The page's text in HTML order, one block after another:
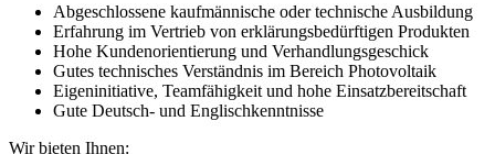
Abgeschlossene kaufmännische oder technische Ausbildung
Erfahrung im Vertrieb von erklärungsbedürftigen Produkten
Hohe Kundenorientierung und Verhandlungsgeschick
Gutes technisches Verständnis im Bereich Photovoltaik
Eigeninitiative, Teamfähigkeit und hohe Einsatzbereitschaft
Gute Deutsch- und Englischkenntnisse
Wir bieten Ihnen: